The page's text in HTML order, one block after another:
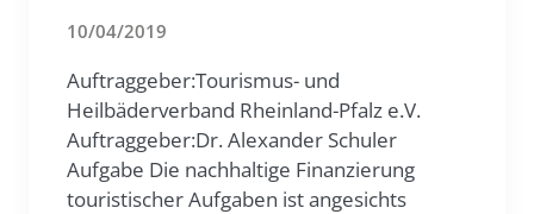
10/04/2019
Auftraggeber:Tourismus- und
Heilbäderverband Rheinland-Pfalz e.V.
Auftraggeber:Dr. Alexander Schuler
Aufgabe Die nachhaltige Finanzierung
touristischer Aufgaben ist angesichts